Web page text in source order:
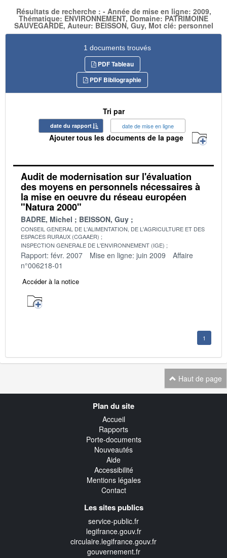
Résultats de recherche : - Année de mise en ligne: 2009,
Thématique: ENVIRONNEMENT, Domaine: PATRIMOINE
SAUVEGARDE, Auteur: BEISSON, Guy, Mot clé: personnel
1 documents trouvés
PDF Tableau
PDF Bibliographie
Tri par
date du rapport date de mise en ligne
Ajouter tous les documents de la page
Audit de modernisation sur l'évaluation
des moyens en personnels nécessaires à
la mise en oeuvre du réseau européen
"Natura 2000"
BADRE, Michel BEISSON, Guy
CONSEIL GENERAL DE L'ALIMENTATION, DE L'AGRICULTURE ET DES
ESPACES RURAUX (CGAAER)
INSPECTION GENERALE DE L'ENVIRONNEMENT (IGE)
Rapport: févr. 2007 Mise en ligne: juin 2009
Affaire
n°006218-01
Accéder à la notice
1
Haut de page
Plan du site
Accueil
Rapports
Porte-documents
Nouveautés
Aide
Accessibilité
Mentions légales
Contact
Les sites publics
service-public.fr
legifrance.gouv.fr
circulaire.legifrance.gouv.fr
gouvernement.fr